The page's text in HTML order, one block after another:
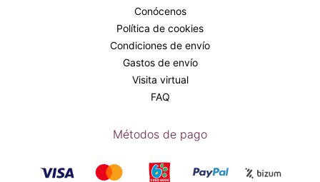
Conócenos
Política de cookies
Condiciones de envío
Gastos de envío
Visita virtual
FAQ
Métodos de pago